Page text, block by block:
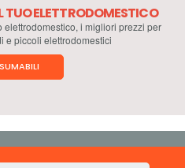
TUO ELETTRODOMESTICO
elettrodomestico, i migliori prezzi per
e piccoli elettrodomestici